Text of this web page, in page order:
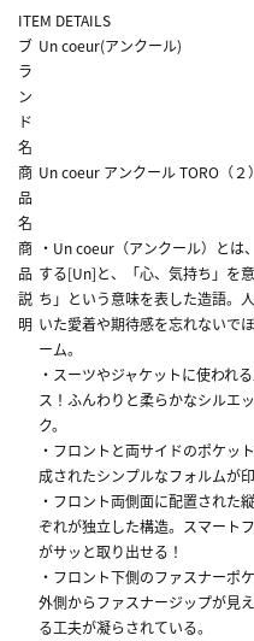
ITEM DETAILS
ブ
ラ
ン
ド
名
Un coeur(アンクール)
商
品
名
Un coeur アンクール TORO（
商
品
説
明
・Un coeur（アンクール）とは
する[Un]と、「心、気持ち」を
ち」という意味を表した造語。
いた愛着や期待感を忘れないで
ーム。
・スーツやジャケットに使われ
ス！ふんわりと柔らかなシルエ
ク。
・フロントと両サイドのポケッ
成されたシンプルなフォルムが印
・フロント両側面に配置された
ぞれが独立した構造。スマート
がサッと取り出せる！
・フロント下側のファスナーポ
外側からファスナージップが見
る工夫が凝らされている。